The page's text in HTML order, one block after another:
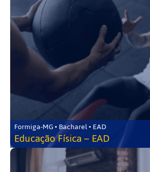
Formiga-MG • Bacharel • EAD
Educação Física – EAD